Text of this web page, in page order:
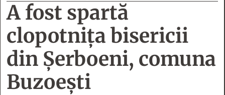
A fost spartă
clopotniţa bisericii
din Şerboeni, comuna
Buzoeşti